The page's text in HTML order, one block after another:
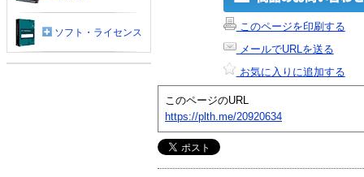
このページを印刷する
メールでURLを送る
お気に入りに追加する
このページのURL
https://plth.me/20920634
ソフト・ライセンス